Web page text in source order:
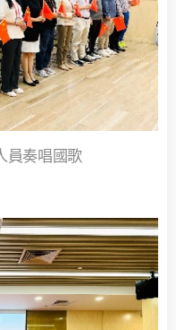
員奏唱國歌